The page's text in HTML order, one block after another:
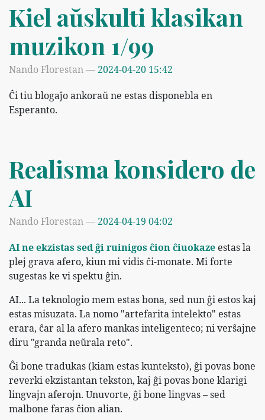
Kiel aŭskulti klasikan
muzikon 1/99
Nando Florestan
2024-04-20 15:42
Ĉi tiu blogaĵo ankoraŭ ne estas disponebla en
Esperanto.
Realisma konsidero de
AI
Nando Florestan
2024-04-19 04:02
AI ne ekzistas sed ĝi ruinigos ĉion ĉiuokaze estas la
plej grava afero, kiun mi vidis ĉi-monate. Mi forte
sugestas ke vi spektu ĝin.
AI... La teknologio mem estas bona, sed nun ĝi estos kaj
estas misuzata. La nomo "artefarita intelekto" estas
erara, ĉar al la afero mankas inteligenteco; ni verŝajne
diru "granda neŭrala reto".
Ĝi bone tradukas (kiam estas kunteksto), ĝi povas bone
reverki ekzistantan tekston, kaj ĝi povas bone klarigi
lingvajn aferojn. Unuvorte, ĝi bone lingvas – sed
malbone faras ĉion alian.